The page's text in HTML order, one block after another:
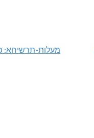
מעלות-תרשיחא: